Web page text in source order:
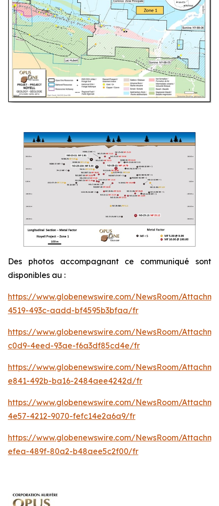
Des photos accompagnant ce communiqué sont
disponibles au :
https://www.globenewswire.com/NewsRoom/
4519-493c-aadd-bf4595b3bfaa/fr
https://www.globenewswire.com/NewsRoom/
c0d9-4eed-93ae-f6a3df85cd4e/fr
https://www.globenewswire.com/NewsRoom/
e841-492b-ba16-2484aee4242d/fr
https://www.globenewswire.com/NewsRoom/
4e57-4212-9070-fefc14e2a6a9/fr
https://www.globenewswire.com/NewsRoom/
efea-489f-80a2-b48aee5c2f00/fr